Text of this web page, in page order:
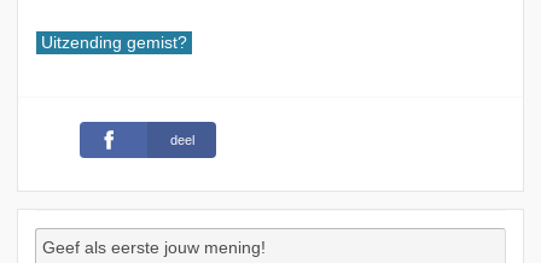
Uitzending gemist?
deel